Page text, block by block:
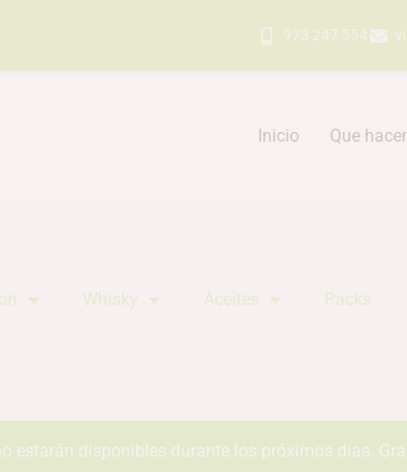
973 247 554
Inicio Que
Whisky Aceites Packs
estarán disponibles durante los próximos días.